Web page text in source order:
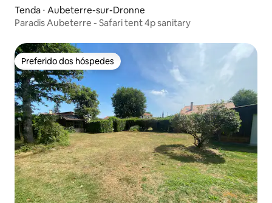
Tenda ⋅ Aubeterre-sur-Dronne
Paradis Aubeterre - Safari tent 4p sanitary
Preferido dos hóspedes
Preferido dos hóspedes